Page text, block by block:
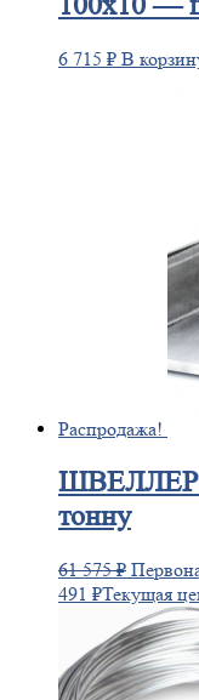
6 715 ₽ В
Распродажа!
ШВЕЛЛЕР
тонну
61 575₽
491 ₽Текущая